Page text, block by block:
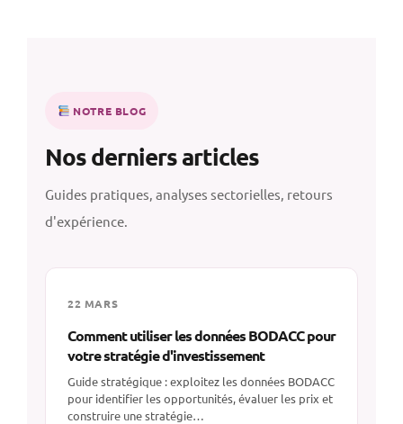
NOTRE BLOG
Nos derniers articles
Guides pratiques, analyses sectorielles, retours
d'expérience.
22 MARS
Comment utiliser les données BODACC pour
votre stratégie d'investissement
Guide stratégique : exploitez les données BODACC
pour identifier les opportunités, évaluer les prix et
construire une stratégie…